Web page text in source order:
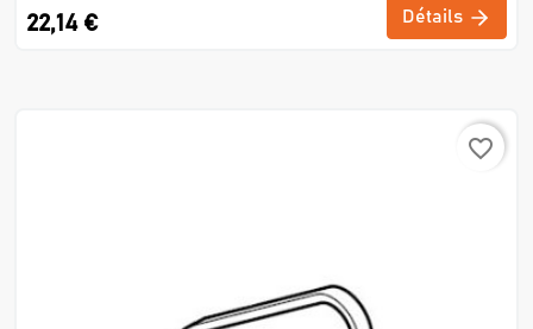
22,14 € Détails
favorite_border